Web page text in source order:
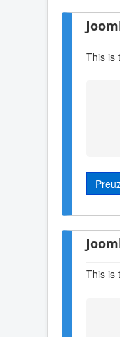
This is
This is